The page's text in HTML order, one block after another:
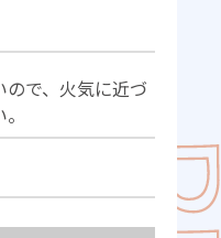
で、火気に近づ